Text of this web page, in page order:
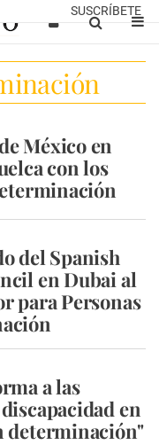
SUSCRÍBETE
México en
con los
del Spanish
en Dubai al
para Personas
a las
en
determinación"